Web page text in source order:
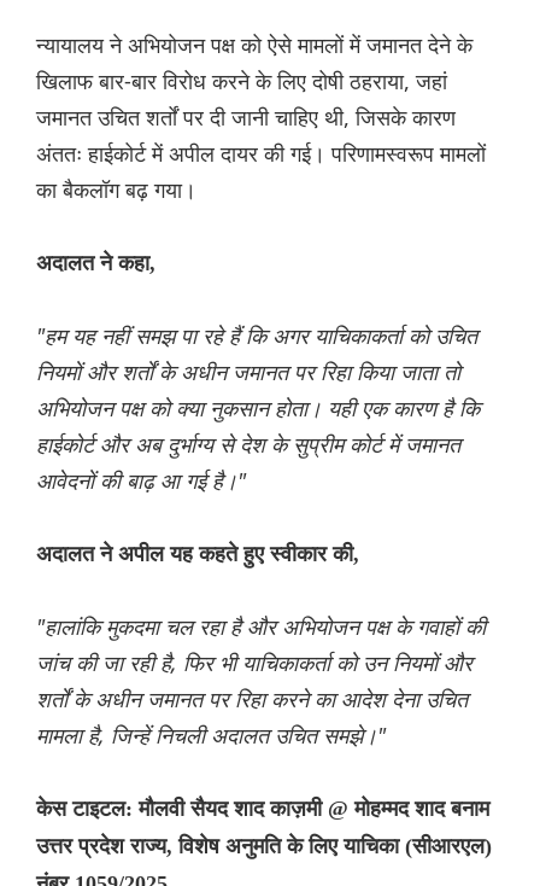
न्यायालय ने अभियोजन पक्ष को ऐसे मामलों में जमानत देने के
खिलाफ बार-बार विरोध करने के लिए दोषी ठहराया, जहां
जमानत उचित शर्तों पर दी जानी चाहिए थी, जिसके कारण
अंततः हाईकोर्ट में अपील दायर की गई। परिणामस्वरूप मामलों
का बैकलॉग बढ़ गया।
अदालत ने कहा,
"हम यह नहीं समझ पा रहे हैं कि अगर याचिकाकर्ता को उचित
नियमों और शर्तों के अधीन जमानत पर रिहा किया जाता तो
अभियोजन पक्ष को क्या नुकसान होता। यही एक कारण है कि
हाईकोर्ट और अब दुर्भाग्य से देश के सुप्रीम कोर्ट में जमानत
आवेदनों की बाढ़ आ गई है।"
अदालत ने अपील यह कहते हुए स्वीकार की,
"हालांकि मुकदमा चल रहा है और अभियोजन पक्ष के गवाहों की
जांच की जा रही है, फिर भी याचिकाकर्ता को उन नियमों और
शर्तों के अधीन जमानत पर रिहा करने का आदेश देना उचित
मामला है, जिन्हें निचली अदालत उचित समझे।"
केस टाइटल: मौलवी सैयद शाद काज़मी @ मोहम्मद शाद बनाम
उत्तर प्रदेश राज्य, विशेष अनुमति के लिए याचिका (सीआरएल)